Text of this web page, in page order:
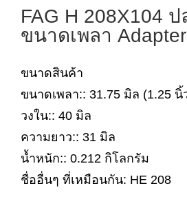
FAG H 208X104
ขนาดเพลา
ขนาดสินค้า
ขนาดเพลา:: 31.75 มิล (1.25 นิ้
วงใน:: 40 มิล
ความยาว:: 31 มิล
น้ำหนัก:: 0.212 กิโลกรัม
ชื่ออื่นๆ ที่เหมือนกัน: HE 208